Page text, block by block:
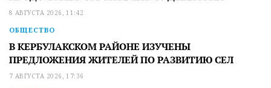
8 АВГУСТА 2026, 11:42
ОБЩЕСТВО
В КЕРБУЛАКСКОМ РАЙОНЕ ИЗУЧЕНЫ
ПРЕДЛОЖЕНИЯ ЖИТЕЛЕЙ ПО РАЗВИТИЮ СЕЛ
7 АВГУСТА 2026, 17:36